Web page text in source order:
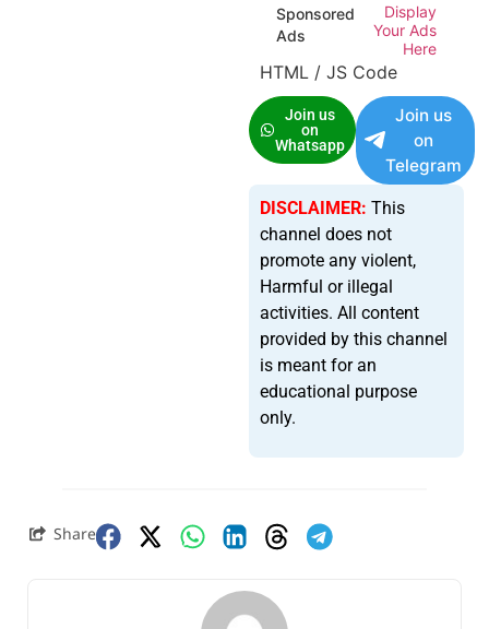
Sponsored
Ads
Display
Your Ads
Here
HTML / JS Code
Join us
on
Whatsapp
Join us
on
Telegram
DISCLAIMER: This
channel does not
promote any violent,
Harmful or illegal
activities. All content
provided by this channel
is meant for an
educational purpose
only.
Share